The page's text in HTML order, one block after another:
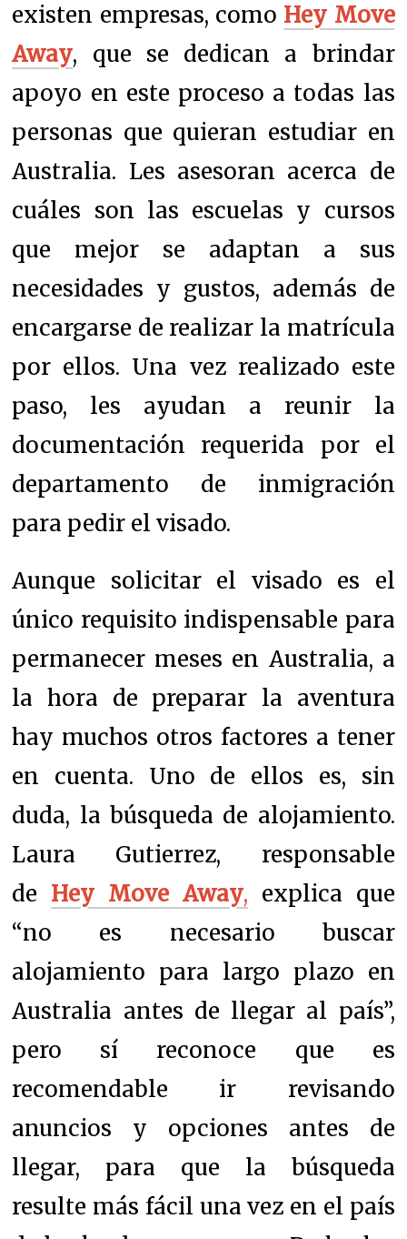
existen empresas, como Hey Move
Away, que se dedican a brindar
apoyo en este proceso a todas las
personas que quieran estudiar en
Australia. Les asesoran acerca de
cuáles son las escuelas y cursos
que mejor se adaptan a sus
necesidades y gustos, además de
encargarse de realizar la matrícula
por ellos. Una vez realizado este
paso, les ayudan a reunir la
documentación requerida por el
departamento de inmigración
para pedir el visado.
Aunque solicitar el visado es el
único requisito indispensable para
permanecer meses en Australia, a
la hora de preparar la aventura
hay muchos otros factores a tener
en cuenta. Uno de ellos es, sin
duda, la búsqueda de alojamiento.
Laura Gutierrez, responsable
de Hey Move Away, explica que
“no es necesario buscar
alojamiento para largo plazo en
Australia antes de llegar al país”,
pero sí reconoce que es
recomendable ir revisando
anuncios y opciones antes de
llegar, para que la búsqueda
resulte más fácil una vez en el país